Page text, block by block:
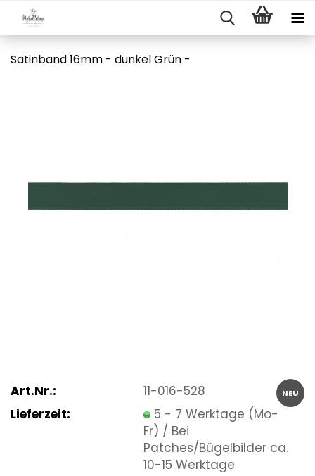
Satinband 16mm - dunkel Grün -
NEU
Art.Nr.:
11-016-528
Lieferzeit:
5 - 7 Werktage (Mo-
Fr) / Bei
Patches/Bügelbilder ca.
10-15 Werktage